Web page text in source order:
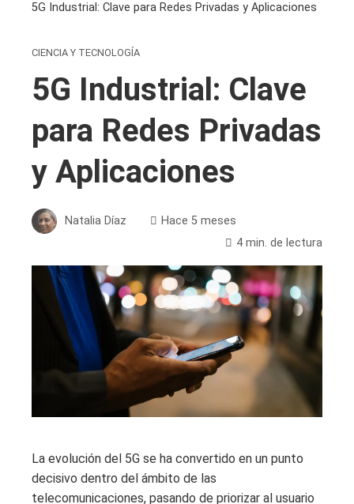
5G Industrial: Clave para Redes Privadas y Aplicaciones
CIENCIA Y TECNOLOGÍA
5G Industrial: Clave
para Redes Privadas
y Aplicaciones
Natalia Díaz
Hace 5 meses
4 min. de lectura
La evolución del 5G se ha convertido en un punto
decisivo dentro del ámbito de las
telecomunicaciones, pasando de priorizar al usuario